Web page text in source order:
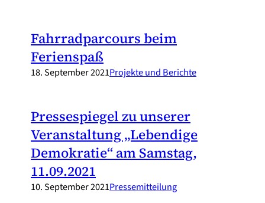
Fahrradparcours beim
Ferienspaß
18. September 2021Projekte und Berichte
Pressespiegel zu unserer
Veranstaltung „Lebendige
Demokratie“ am Samstag,
11.09.2021
10. September 2021Pressemitteilung